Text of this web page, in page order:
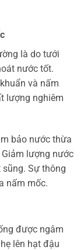
là do tưới
nước tốt.
và nấm
lượng nghiêm
bảo nước thừa
lượng nước
Sự thông
nấm mốc.
được ngâm
lên hạt đậu